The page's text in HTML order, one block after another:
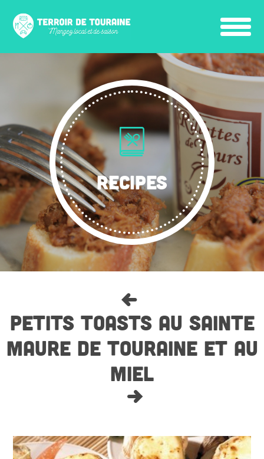
RECIPES
PETITS TOASTS AU SAINTE
MAURE DE TOURAINE ET AU
MIEL